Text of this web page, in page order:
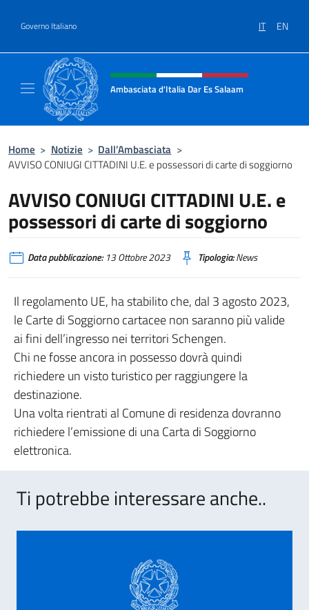
Governo Italiano IT EN
Intestazione sito, social e menù
Ambasciata d'Italia Dar Es Salaam
Home > Notizie > Dall’Ambasciata >
AVVISO CONIUGI CITTADINI U.E. e possessori di carte di soggiorno
AVVISO CONIUGI CITTADINI U.E. e
possessori di carte di soggiorno
Data pubblicazione:13 Ottobre 2023 Tipologia:News
Il regolamento UE, ha stabilito che, dal 3 agosto 2023,
le Carte di Soggiorno cartacee non saranno più valide
ai fini dell’ingresso nei territori Schengen.
Chi ne fosse ancora in possesso dovrà quindi
richiedere un visto turistico per raggiungere la
destinazione.
Una volta rientrati al Comune di residenza dovranno
richiedere l’emissione di una Carta di Soggiorno
elettronica.
Ti potrebbe interessare anche..